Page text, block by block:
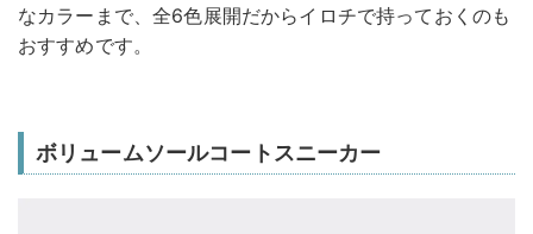
なカラーまで、全6色展開だからイロチで持っておくのも
おすすめです。
ボリュームソールコートスニーカー